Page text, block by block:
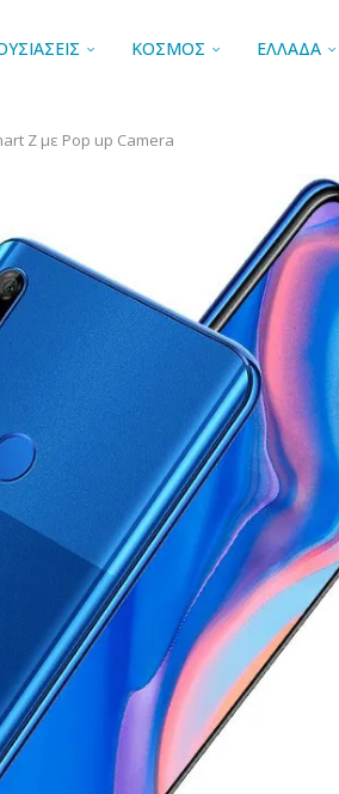
ΚΟΣΜΟΣ ΕΛΛΑΔΑ
Z με Pop up Camera